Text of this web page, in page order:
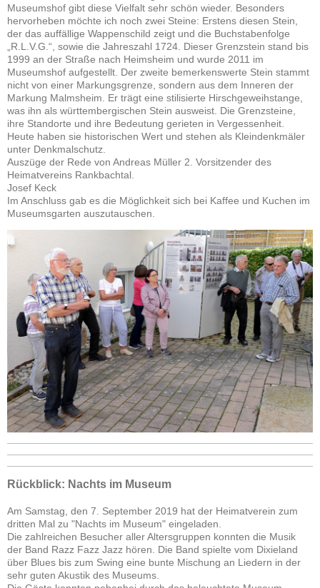
Museumshof gibt diese Vielfalt sehr schön wieder. Besonders
hervorheben möchte ich noch zwei Steine: Erstens diesen Stein,
der das auffällige Wappenschild zeigt und die Buchstabenfolge
„R.L.V.G.“, sowie die Jahreszahl 1724. Dieser Grenzstein stand bis
1999 an der Straße nach Heimsheim und wurde 2011 im
Museumshof aufgestellt. Der zweite bemerkenswerte Stein stammt
nicht von einer Markungsgrenze, sondern aus dem Inneren der
Markung Malmsheim. Er trägt eine stilisierte Hirschgeweihstange,
was ihn als württembergischen Stein ausweist. Die Grenzsteine,
ihre Standorte und ihre Bedeutung gerieten in Vergessenheit.
Heute haben sie historischen Wert und stehen als Kleindenkmäler
unter Denkmalschutz.
Auszüge der Rede von Andreas Müller 2. Vorsitzender des
Heimatvereins Rankbachtal.
Josef Keck
Im Anschluss gab es die Möglichkeit sich bei Kaffee und Kuchen im
Museumsgarten auszutauschen.
Rückblick: Nachts im Museum
Am Samstag, den 7. September 2019 hat der Heimatverein zum
dritten Mal zu "Nachts im Museum" eingeladen.
Die zahlreichen Besucher aller Altersgruppen konnten die Musik
der Band Razz Fazz Jazz hören. Die Band spielte vom Dixieland
über Blues bis zum Swing eine bunte Mischung an Liedern in der
sehr guten Akustik des Museums.